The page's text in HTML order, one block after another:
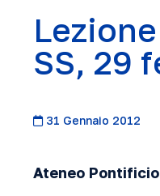
SS, 29
31 Gennaio 2012
Ateneo